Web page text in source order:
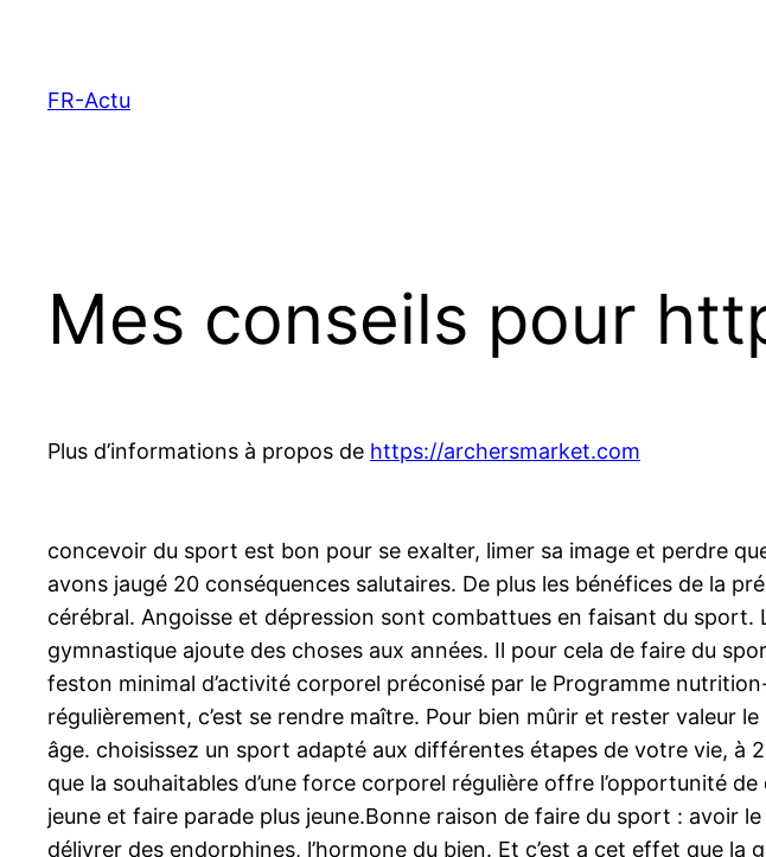
contenu
FR-Actu
Mes conseils pour
Plus d’informations à propos de https://archersmarket.com
concevoir du sport est bon pour se exalter, limer sa image et perdre
avons jaugé 20 conséquences salutaires. De plus les bénéfices de la
cérébral. Angoisse et dépression sont combattues en faisant du
gymnastique ajoute des choses aux années. Il pour cela de faire du
feston minimal d’activité corporel préconisé par le Programme
régulièrement, c’est se rendre maître. Pour bien mûrir et rester valeur
âge. choisissez un sport adapté aux différentes étapes de votre vie, à
que la souhaitables d’une force corporel régulière offre l’opportunité
jeune et faire parade plus jeune.Bonne raison de faire du sport : avoir
délivrer des endorphines, l’hormone du bien. Et c’est a cet effet que